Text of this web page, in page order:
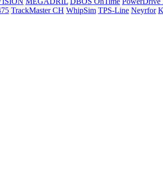
TrackMaster CH WhipSim TPS-Line Neyrfor